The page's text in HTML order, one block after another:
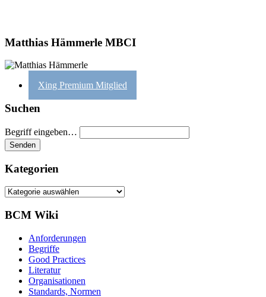
Matthias Hämmerle MBCI
Xing Premium Mitglied
Suchen
Begriff eingeben…
Kategorien
Kategorien
BCM Wiki
Anforderungen
Begriffe
Good Practices
Literatur
Organisationen
Standards, Normen